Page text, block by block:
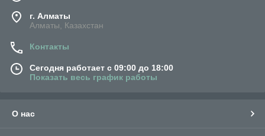
г. Алматы
Алматы, Казахстан
Контакты
Сегодня работает с 09:00 до 18:00
Показать весь график работы
О нас